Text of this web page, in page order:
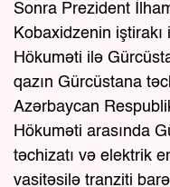
Sonra Prezident
Kobaxidzenin
Hökuməti ilə
qazın Gürcüstana
Azərbaycan
Hökuməti arasında
təchizatı və elektrik
vasitəsilə tranziti